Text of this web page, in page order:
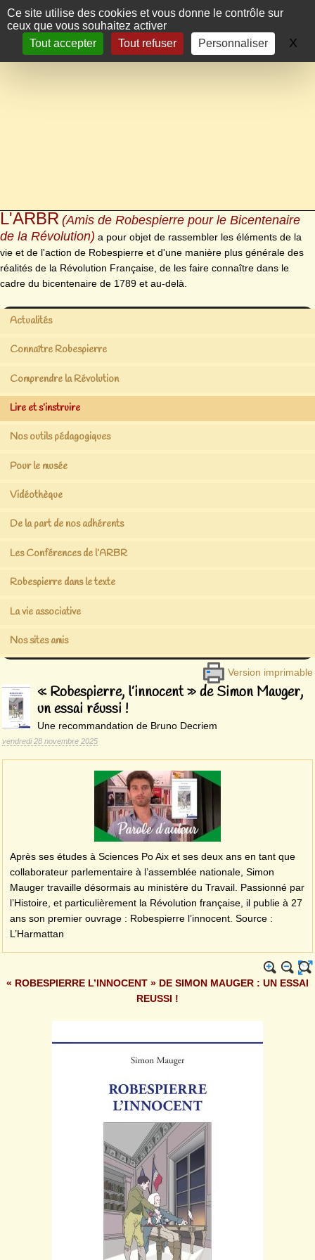
Panneau de gestion des cookies
Ce site utilise des cookies et vous donne le contrôle sur
ceux que vous souhaitez activer
Tout accepter
Tout refuser Personnaliser X
L'ARBR (Amis de Robespierre pour le Bicentenaire
de la Révolution) a pour objet de rassembler les éléments de la
vie et de l'action de Robespierre et d'une manière plus générale des
réalités de la Révolution Française, de les faire connaître dans le
cadre du bicentenaire de 1789 et au-delà.
Actualités
Connaître Robespierre
Comprendre la Révolution
Lire et s’instruire
Nos outils pédagogiques
Pour le musée
Vidéothèque
De la part de nos adhérents
Les Conférences de l’ARBR
Robespierre dans le texte
La vie associative
Nos sites amis
Version imprimable
« Robespierre, l’innocent » de Simon Mauger,
un essai réussi !
Une recommandation de Bruno Decriem
vendredi 28 novembre 2025
Après ses études à Sciences Po Aix et ses deux ans en tant que
collaborateur parlementaire à l’assemblée nationale, Simon
Mauger travaille désormais au ministère du Travail. Passionné par
l’Histoire, et particulièrement la Révolution française, il publie à 27
ans son premier ouvrage : Robespierre l’innocent. Source :
L’Harmattan
« ROBESPIERRE L’INNOCENT » DE SIMON MAUGER : UN ESSAI
REUSSI !